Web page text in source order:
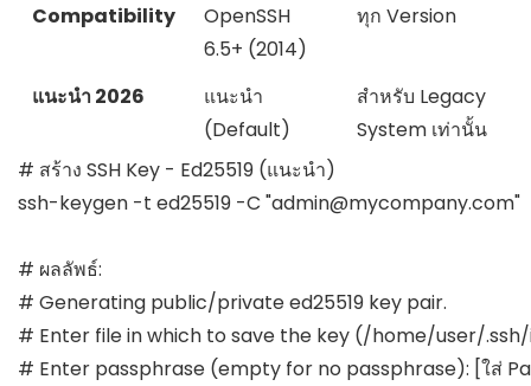
Compatibility
OpenSSH
6.5+ (2014)
ทุก Version
แนะนำ 2026
แนะนำ
(Default)
สำหรับ Legacy
System เท่านั้น
# สร้าง SSH Key - Ed25519 (แนะนำ)
ssh-keygen -t ed25519 -C "admin@mycompany.com"
# ผลลัพธ์:
# Generating public/private ed25519 key pair.
# Enter file in which to save the key (/home/user/
# Enter passphrase (empty for no passphrase): [ใส่